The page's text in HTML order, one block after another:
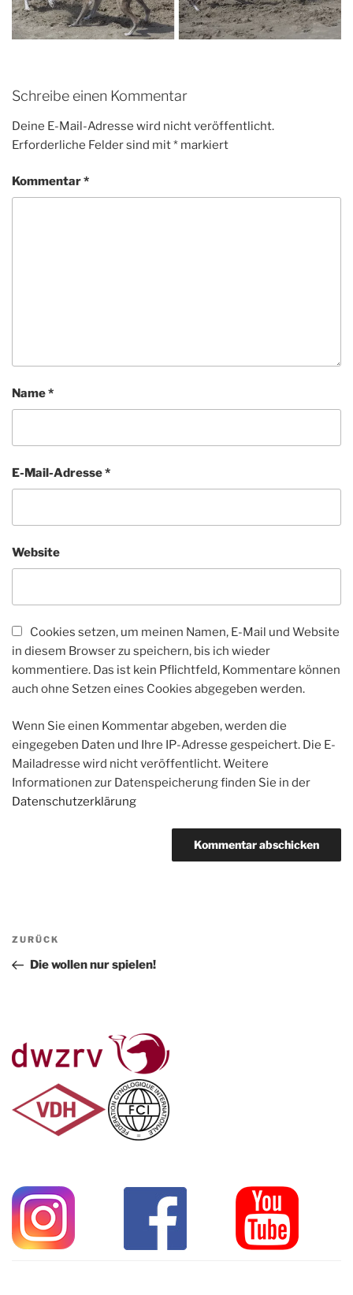
Schreibe einen Kommentar
Deine E-Mail-Adresse wird nicht veröffentlicht.
Erforderliche Felder sind mit* markiert
Kommentar*
Name*
E-Mail-Adresse*
Website
Cookies setzen, um meinen Namen, E-Mail und Website
in diesem Browser zu speichern, bis ich wieder
kommentiere. Das ist kein Pflichtfeld, Kommentare können
auch ohne Setzen eines Cookies abgegeben werden.
Wenn Sie einen Kommentar abgeben, werden die
eingegeben Daten und Ihre IP-Adresse gespeichert. Die E-
Mailadresse wird nicht veröffentlicht. Weitere
Informationen zur Datenspeicherung finden Sie in der
Datenschutzerklärung
Beitragsnavigation
Vorheriger
Beitrag
ZURÜCK
Die wollen nur spielen!